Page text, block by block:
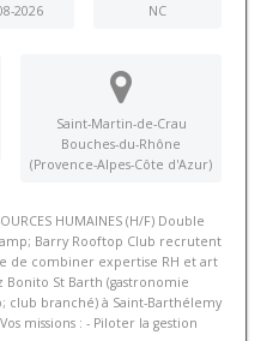
2026 NC
Saint-Martin-de-Crau
Bouches-du-Rhône
(Provence-Alpes-Côte d'Azur)
HUMAINES (H/F) Double
Barry Rooftop Club recrutent
de combiner expertise RH et art
Bonito St Barth (gastronomie
branché) à Saint-Barthélemy
missions : - Piloter la gestion